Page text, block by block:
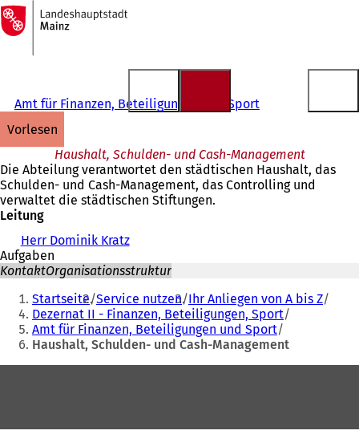
Inhalt anspringen
Zur
Startseite
Amt für Finanzen, Beteiligungen und Sport
vorlesen
Haushalt, Schulden- und Cash-Management
Die Abteilung verantwortet den städtischen Haushalt, das
Schulden- und Cash-Management, das Controlling und
verwaltet die städtischen Stiftungen.
Leitung
Herr Dominik Kratz
Aufgaben
KontaktOrganisationsstruktur
Sie
befinden
sich
Startseite Service nutzen Ihr Anliegen von A bis Z
Dezernat II - Finanzen, Beteiligungen, Sport
Amt für Finanzen, Beteiligungen und Sport
Haushalt, Schulden- und Cash-Management